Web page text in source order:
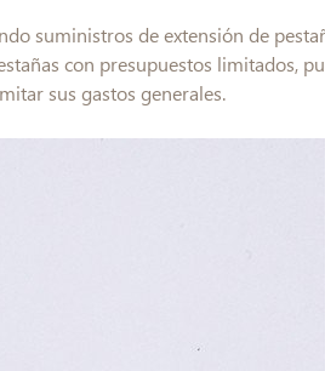
suministros de extensión de
con presupuestos limitados,
sus gastos generales.